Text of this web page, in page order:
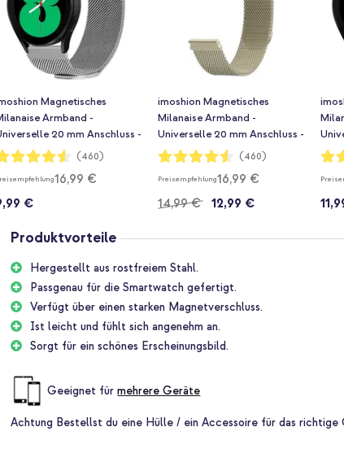
Magnetisches
Armband -
20 mm Anschluss -
Größe M - Silber
(460)
16,99 €
€
imoshion Magnetisches
Milanaise Armband -
Universelle 20 mm Anschluss -
Größe S - Starlight
Bewertung:
91%
(460)
Preisempfehlung16,99 €
14,99 €
12,99 €
91%
Produktvorteile
Hergestellt aus rostfreiem Stahl.
Passgenau für die Smartwatch gefertigt.
Verfügt über einen starken Magnetverschluss.
Ist leicht und fühlt sich angenehm an.
Sorgt für ein schönes Erscheinungsbild.
Geeignet fürmehrere Geräte
Achtung Bestellst du eine Hülle / ein Accessoire für das richtige